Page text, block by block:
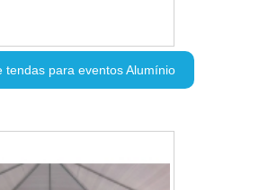
tendas para eventos Alumínio